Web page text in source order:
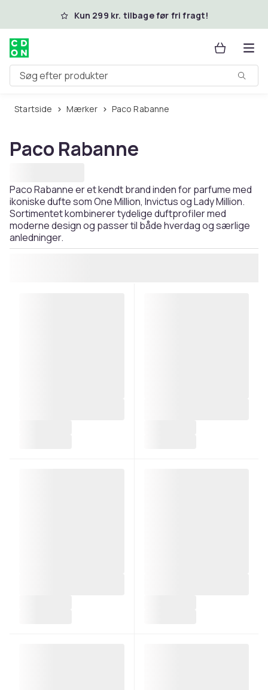
Spring til hovedindhold
Kun 299 kr. tilbage før fri fragt!
Søg efter produkter
Startside Mærker Paco Rabanne
Paco Rabanne
Paco Rabanne er et kendt brand inden for parfume med
ikoniske dufte som One Million, Invictus og Lady Million.
Sortimentet kombinerer tydelige duftprofiler med
moderne design og passer til både hverdag og særlige
anledninger.